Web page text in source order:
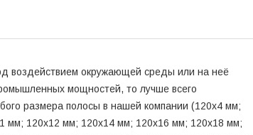
воздействием окружающей среды или на неё
мощностей, то лучше всего
размера полосы в нашей компании (120х4 мм;
мм; 120х12 мм; 120х14 мм; 120х16 мм; 120х18 мм;